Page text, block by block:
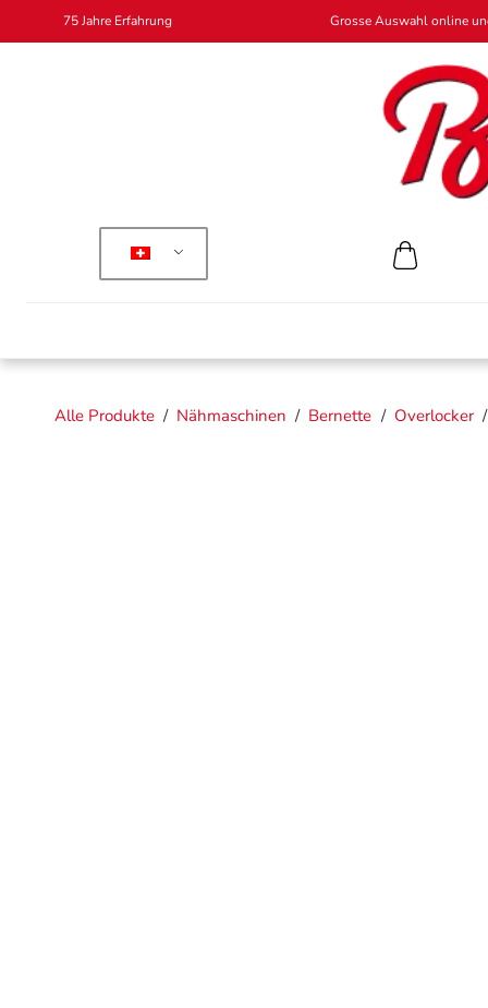
75 Jahre Erfahrung Grosse Auswahl online
Alle Produkte / Nähmaschinen / Bernette / Overlocker /